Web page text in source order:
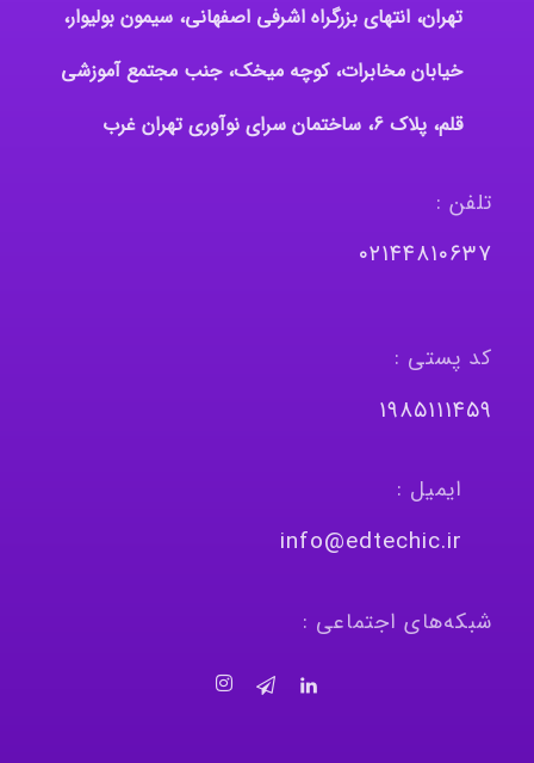
تهران، انتهای بزرگراه اشرفی اصفهانی، سیمون بولیوار،
خیابان مخابرات، کوچه میخک، جنب مجتمع آموزشی
قلم، پلاک 6، ساختمان سرای نوآوری تهران غرب
تلفن :
٠٢١٤٤٨١٠٦٣٧
کد پستی :
١٩٨٥١١١٤٥٩
ایمیل :
info@edtechic.ir
شبکه‌های اجتماعی :